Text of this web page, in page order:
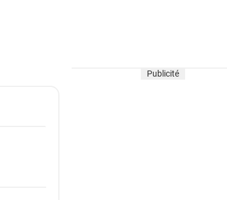
Publicité